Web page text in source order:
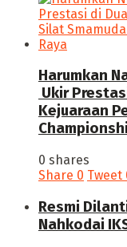
Harumkan
Ukir
Kejuaraan
0 shares
Share 0 Tweet
Resmi
Nahkodai